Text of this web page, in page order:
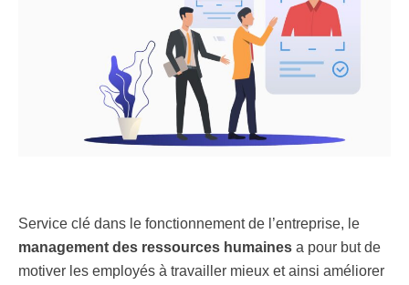
Service clé dans le fonctionnement de l’entreprise, le
management des ressources humaines a pour but de
motiver les employés à travailler mieux et ainsi améliorer